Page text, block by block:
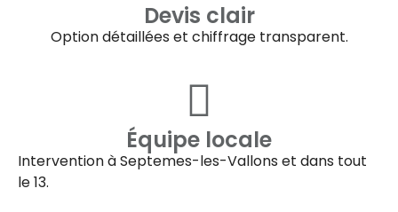
Devis clair
Option détaillées et chiffrage transparent.
Équipe locale
Intervention àSeptemes-les-Vallons et dans tout
le 13.